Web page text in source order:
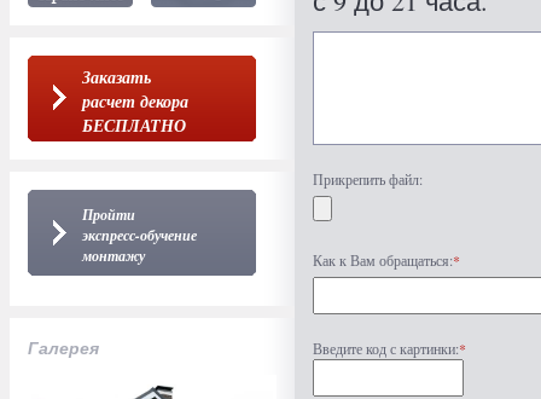
Заказать
расчет декора
БЕСПЛАТНО
Пройти
экспресс-обучение
монтажу
Галерея
Прикрепить файл:
Как к Вам обращаться:*
Введите код с картинки:*